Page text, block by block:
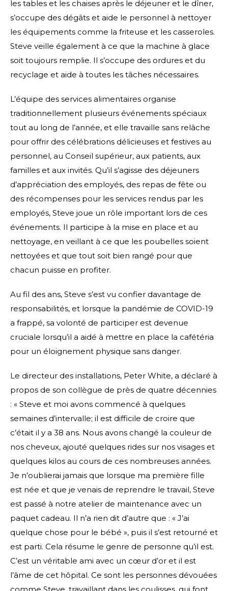
les tables et les chaises après le déjeuner et le dîner,
s’occupe des dégâts et aide le personnel à nettoyer
les équipements comme la friteuse et les casseroles.
Steve veille également à ce que la machine à glace
soit toujours remplie. Il s’occupe des ordures et du
recyclage et aide à toutes les tâches nécessaires.
L’équipe des services alimentaires organise
traditionnellement plusieurs événements spéciaux
tout au long de l’année, et elle travaille sans relâche
pour offrir des célébrations délicieuses et festives au
personnel, au Conseil supérieur, aux patients, aux
familles et aux invités. Qu’il s’agisse des déjeuners
d’appréciation des employés, des repas de fête ou
des récompenses pour les services rendus par les
employés, Steve joue un rôle important lors de ces
événements. Il participe à la mise en place et au
nettoyage, en veillant à ce que les poubelles soient
nettoyées et que tout soit bien rangé pour que
chacun puisse en profiter.
Au fil des ans, Steve s’est vu confier davantage de
responsabilités, et lorsque la pandémie de COVID-19
a frappé, sa volonté de participer est devenue
cruciale lorsqu’il a aidé à mettre en place la cafétéria
pour un éloignement physique sans danger.
Le directeur des installations, Peter White, a déclaré à
propos de son collègue de près de quatre décennies
: « Steve et moi avons commencé à quelques
semaines d’intervalle; il est difficile de croire que
c’était il y a 38 ans. Nous avons changé la couleur de
nos cheveux, ajouté quelques rides sur nos visages et
quelques kilos au cours de ces nombreuses années.
Je n’oublierai jamais que lorsque ma première fille
est née et que je venais de reprendre le travail, Steve
est passé à notre atelier de maintenance avec un
paquet cadeau. Il n’a rien dit d’autre que : « J’ai
quelque chose pour le bébé », puis il s’est retourné et
est parti. Cela résume le genre de personne qu’il est.
C’est un véritable ami avec un cœur d’or et il est
l’âme de cet hôpital. Ce sont les personnes dévouées